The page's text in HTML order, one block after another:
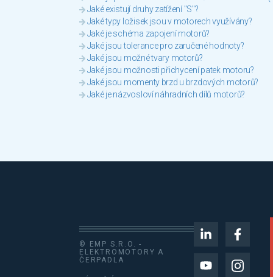
Jaké existují druhy zatížení "S"?
Jaké typy ložisek jsou v motorech využívány?
Jaké je schéma zapojení motorů?
Jaké jsou tolerance pro zaručené hodnoty?
Jaké jsou možné tvary motorů?
Jaké jsou možnosti přichycení patek motoru?
Jaké jsou momenty brzd u brzdových motorů?
Jaké je názvosloví náhradních dílů motorů?
© EMP S.R.O. -
ELEKTROMOTORY A
ČERPADLA